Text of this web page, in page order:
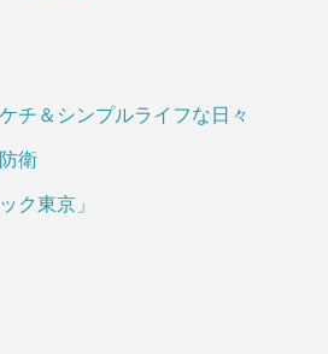
チ＆シンプルライフな日々
衛
ク東京」